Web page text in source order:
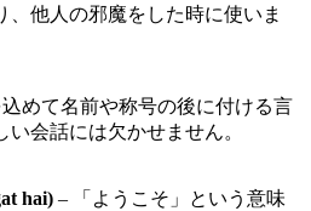
、他人の邪魔をした時に使いま
めて名前や称号の後に付ける言
会話には欠かせません。
hai) – 「ようこそ」という意味